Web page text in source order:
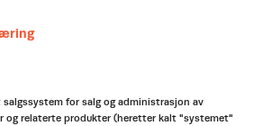
for salg og administrasjon av
og relaterte produkter (heretter kalt "systemet"